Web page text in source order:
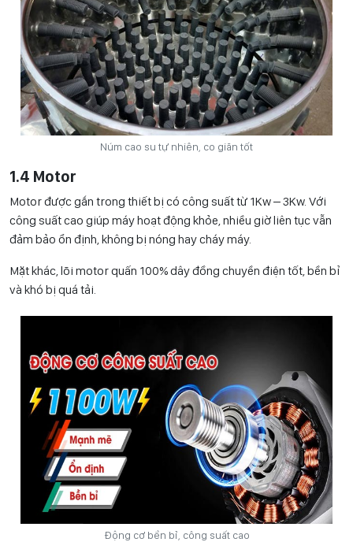
Núm cao su tự nhiên, co giãn tốt
1.4 Motor
Motor được gắn trong thiết bị có công suất từ 1Kw – 3Kw. Với
công suất cao giúp máy hoạt động khỏe, nhiều giờ liên tục vẫn
đảm bảo ổn định, không bị nóng hay cháy máy.
Mặt khác, lõi motor quấn 100% dây đồng chuyền điện tốt, bền bỉ
và khó bị quá tải.
Động cơ bền bỉ, công suất cao